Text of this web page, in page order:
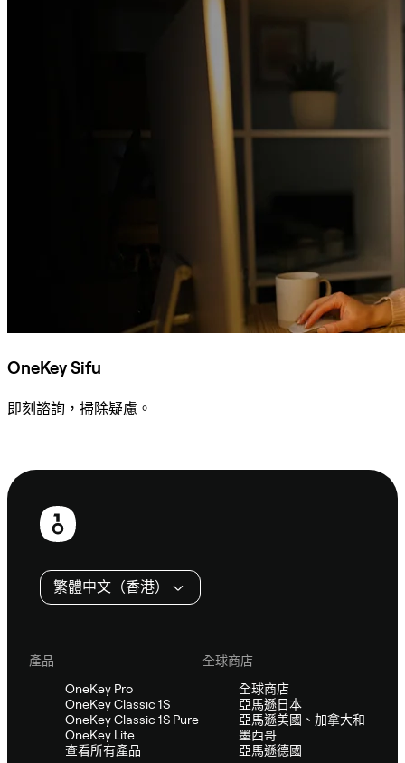
OneKey Sifu
即刻諮詢，掃除疑慮。
頁
繁體中文（香港）
產品
OneKey Pro
OneKey Classic 1S
OneKey Classic 1S Pure
OneKey Lite
查看所有產品
全球商店
全球商店
亞馬遜日本
亞馬遜美國、加拿大和
墨西哥
亞馬遜德國